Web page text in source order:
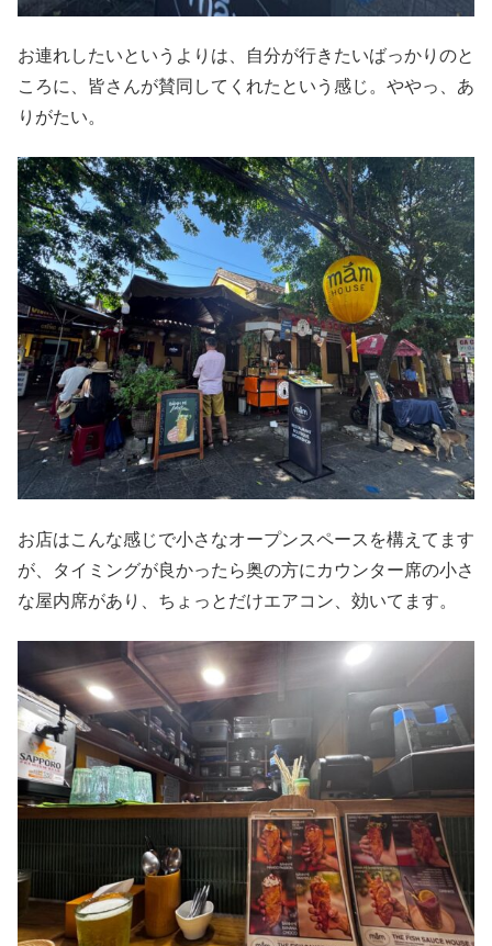
お連れしたいというよりは、自分が行きたいばっかりのと
ころに、皆さんが賛同してくれたという感じ。ややっ、あ
りがたい。
お店はこんな感じで小さなオープンスペースを構えてます
が、タイミングが良かったら奥の方にカウンター席の小さ
な屋内席があり、ちょっとだけエアコン、効いてます。